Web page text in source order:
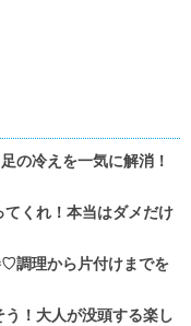
の冷えを一気に解消！
くれ！本当はダメだけ
調理から片付けまでを
！大人が没頭する楽し